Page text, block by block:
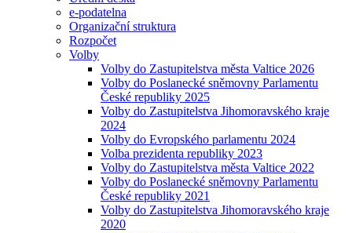
e-podatelna
Organizační struktura
Rozpočet
Volby
Volby do Zastupitelstva města Valtice 2026
Volby do Poslanecké sněmovny Parlamentu
České republiky 2025
Volby do Zastupitelstva Jihomoravského kraje
2024
Volby do Evropského parlamentu 2024
Volba prezidenta republiky 2023
Volby do Zastupitelstva města Valtice 2022
Volby do Poslanecké sněmovny Parlamentu
České republiky 2021
Volby do Zastupitelstva Jihomoravského kraje
2020